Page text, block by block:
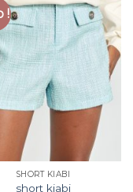
!
SHORT KIABI
short kiabi